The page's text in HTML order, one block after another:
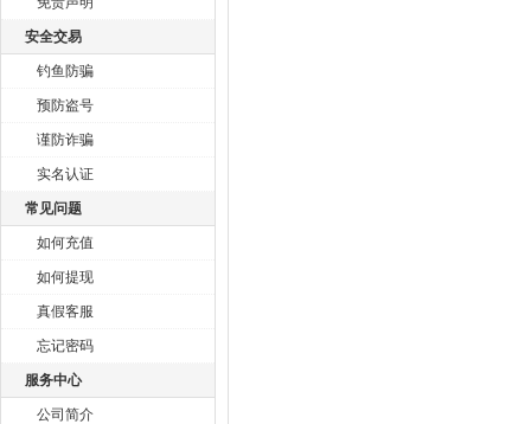
安全交易
钓鱼防骗
预防盗号
谨防诈骗
实名认证
常见问题
如何充值
如何提现
真假客服
忘记密码
服务中心
公司简介